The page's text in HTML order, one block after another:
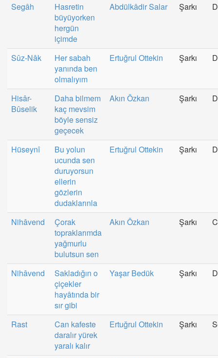
Segâh
Hasretin
büyüyorken
hergün
içimde
Abdülkâdir Salar Şarkı
Sûz-Nâk
Her sabah
yanında ben
olmalıyım
Ertuğrul Ottekin Şarkı
Hisâr-
Bûselik
Daha bilmem
kaç mevsim
böyle sensiz
geçecek
Akın Özkan Şarkı
Hüseynî
Bu yolun
ucunda sen
duruyorsun
ellerin
gözlerin
dudaklarınla
Ertuğrul Ottekin Şarkı
Nihâvend
Çorak
topraklarımda
yağmurlu
bulutsun sen
Akın Özkan Şarkı
Nihâvend
Sakladığın o
çiçekler
hayâtında bir
sır gibi
Yaşar Bedük Şarkı
Rast
Can kafeste
daralır yürek
yaralı kalır
Ertuğrul Ottekin Şarkı